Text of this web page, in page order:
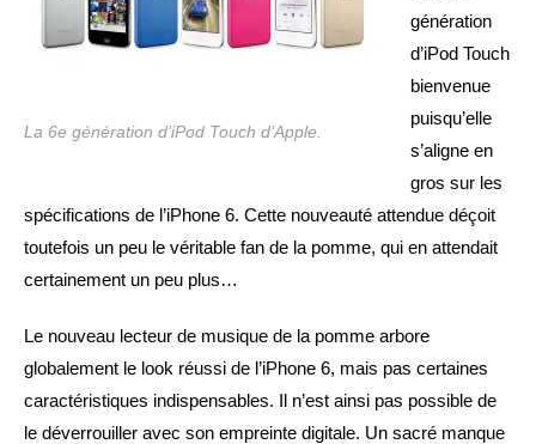
La 6e génération d’iPod Touch d’Apple.
génération
d’iPod Touch
bienvenue
puisqu’elle
s’aligne en
gros sur les
spécifications de l’iPhone 6. Cette nouveauté attendue déçoit
toutefois un peu le véritable fan de la pomme, qui en attendait
certainement un peu plus…
Le nouveau lecteur de musique de la pomme arbore
globalement le look réussi de l’iPhone 6, mais pas certaines
caractéristiques indispensables. Il n’est ainsi pas possible de
le déverrouiller avec son empreinte digitale. Un sacré manque